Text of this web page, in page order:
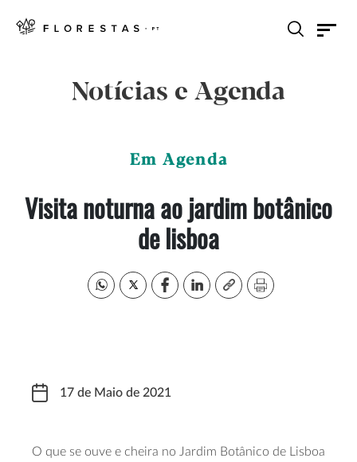
Notícias e Agenda
Em Agenda
Visita noturna ao jardim botânico
de lisboa
17 de Maio de 2021
O que se ouve e cheira no Jardim Botânico de Lisboa